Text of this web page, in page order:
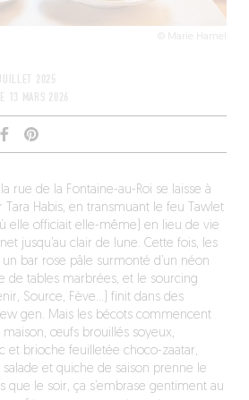
© Marie Hamel
2025
13 MARS 2026
rue de la Fontaine-au-Roi se laisse à
Habis, en transmuant le feu Tawlet
elle officiait elle-même) en lieu de vie
jusqu’au clair de lune. Cette fois, les
bar rose pâle surmonté d’un néon
de tables marbrées, et le sourcing
Source, Fève…) finit dans des
gen. Mais les bécots commencent
maison, œufs brouillés soyeux,
et brioche feuilletée choco-zaatar,
et quiche de saison prenne le
que le soir, ça s’embrase gentiment au